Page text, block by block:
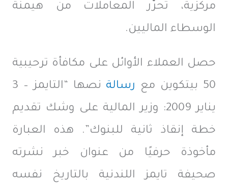
مركزية، تحرّر المعاملات من هيمنة
الوسطاء الماليين.
حصل العملاء الأوائل على مكافأة ترحيبية
50 بيتكوين مع
رسالة
نصها “التايمز – 3
يناير 2009: وزير المالية على وشك تقديم
خطة إنقاذ ثانية للبنوك”. هذه العبارة
مأخوذة حرفيًا من عنوان خبر نشرته
صحيفة تايمز اللندنية بالتاريخ نفسه